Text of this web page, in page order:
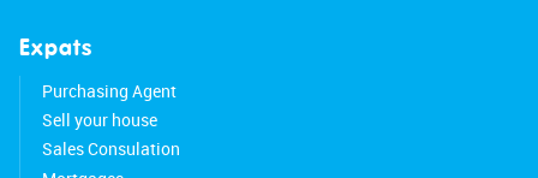
Expats
Purchasing Agent
Sell your house
Sales Consulation